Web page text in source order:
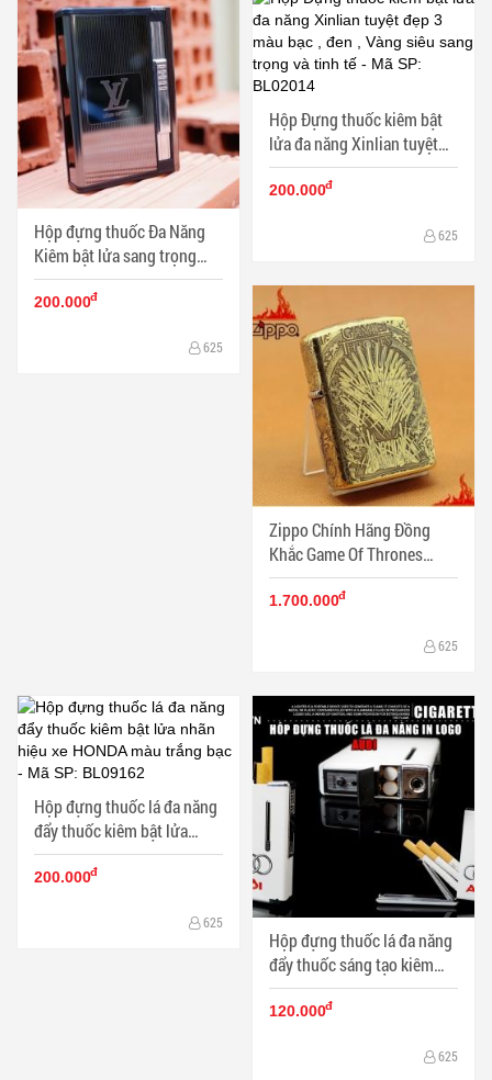
Hộp đựng thuốc Đa Năng
Kiêm bật lửa sang trọng
mang nhãn hiệu
LouisVuitton - Mã SP:
200.000đ
625
Hộp Đựng thuốc kiêm bật
lửa đa năng Xinlian tuyệt
đẹp 3 màu bạc , đen , Vàng
siêu sang trọng và tinh tế -
200.000đ
625
Zippo Chính Hãng Đồng
Khắc Game Of Thrones
Hoạt tiết Ngàn Kiếm - Mã
SP: ZPC1079
1.700.000đ
625
Hộp đựng thuốc lá đa năng
đẩy thuốc kiêm bật lửa
nhãn hiệu xe HONDA màu
200.000đ
625
Hộp đựng thuốc lá đa năng
đẩy thuốc sáng tạo kiêm
lửa khò Audi màu trắng -
Mã SP: BL01991
120.000đ
625